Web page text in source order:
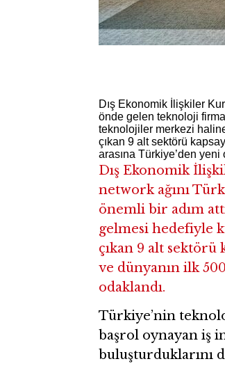
Dış Ekonomik İlişkiler
önde gelen teknoloji
teknolojiler merkezi
çıkan 9 alt sektörü
arasına Türkiye’den
Dış Ekonomik
network ağını
önemli bir adım
gelmesi hedefiyle
çıkan 9 alt
ve dünyanın ilk
odaklandı.
Türkiye’nin
başrol oynayan iş
buluşturduklarını